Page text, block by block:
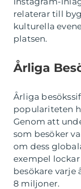
relaterar till
kulturella
platsen.
Årliga
Årliga
populariteten
Genom att
som besöker
om dess
exempel
besökare varje
8 miljoner.